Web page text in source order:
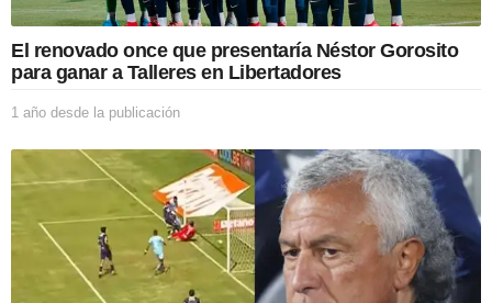
El renovado once que presentaría Néstor Gorosito
para ganar a Talleres en Libertadores
1 año desde la publicación
ñ
o
d
e
s
e